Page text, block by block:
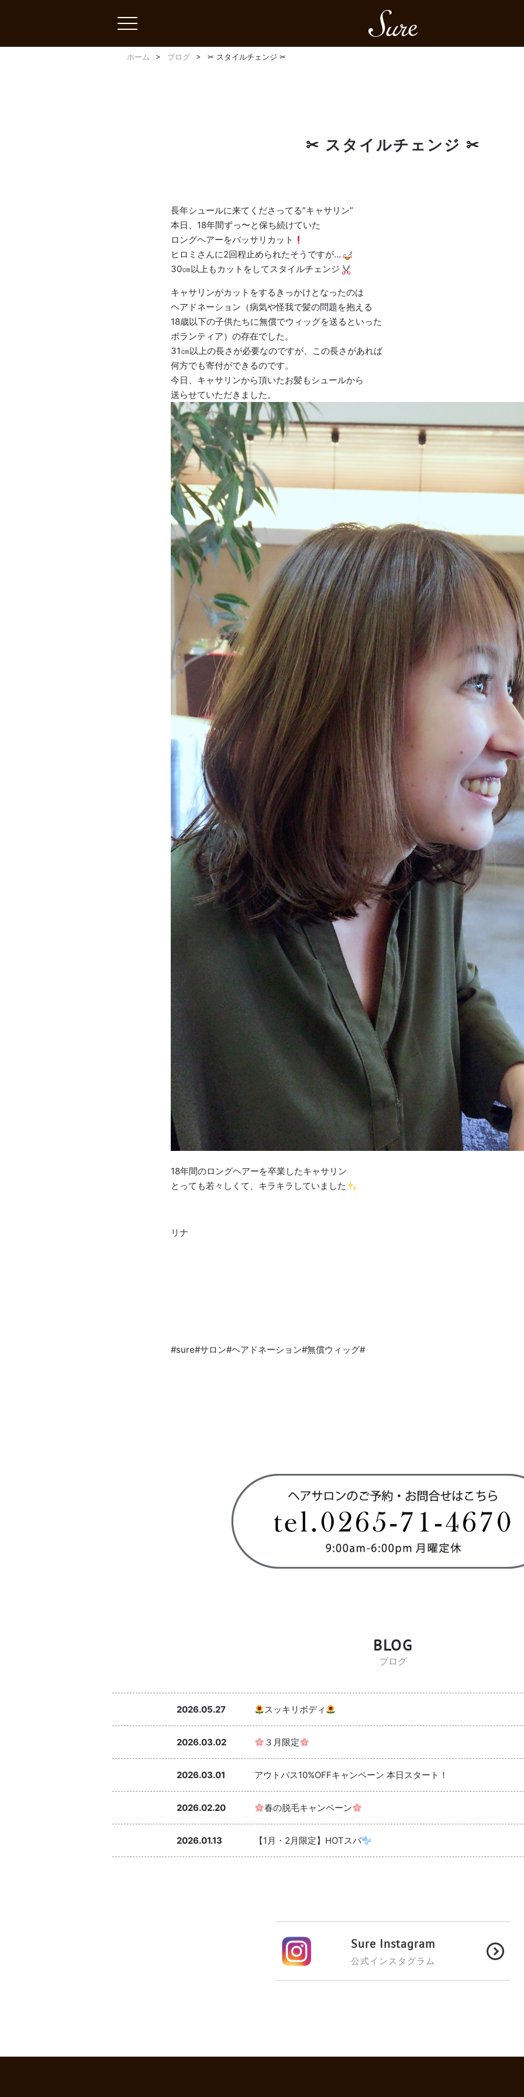
toggle
ホーム ブログ ✂︎ スタイルチェンジ ✂︎
✂︎ スタイルチェンジ ✂︎
長年シュールに来てくださってる”キャサリン”
本日、18年間ずっ〜と保ち続けていた
ロングヘアーをバッサリカット
ヒロミさんに2回程止められたそうですが…
30㎝以上もカットをしてスタイルチェンジ
キャサリンがカットをするきっかけとなったのは
ヘアドネーション（病気や怪我で髪の問題を抱える
18歳以下の子供たちに無償でウィッグを送るといった
ボランティア）の存在でした。
31㎝以上の長さが必要なのですが、この長さがあれば
何方でも寄付ができるのです。
今日、キャサリンから頂いたお髪もシュールから
送らせていただきました。
18年間のロングヘアーを卒業したキャサリン
とっても若々しくて、キラキラしていました
リナ
#sure#サロン#ヘアドネーション#無償ウィッグ#
BLOG
ブログ
2026.05.27 スッキリボディ
2026.03.02 ３月限定
2026.03.01 アウトバス10%OFFキャンペーン 本日スタート！
2026.02.20 春の脱毛キャンペーン
2026.01.13 【1月・2月限定】HOTスパ
Sure Instagram
公式インスタグラム